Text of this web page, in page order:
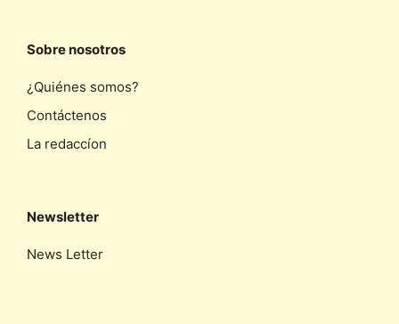
Sobre nosotros
¿Quiénes somos?
Contáctenos
La redaccíon
Newsletter
News Letter